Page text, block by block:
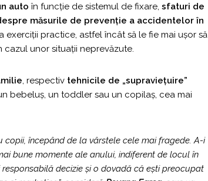
auto în funcție de sistemul de fixare, sfaturi de
măsurile de prevenție a accidentelor în
exerciții practice, astfel încât să le fie mai ușor să
unor situații neprevăzute.
, respectiv tehnicile de „supraviețuire”
bebeluș, un toddler sau un copilaș, cea mai
începând de la vârstele cele mai fragede. A-i
bune momente ale anului, indiferent de locul în
decizie și o dovadă că ești preocupat